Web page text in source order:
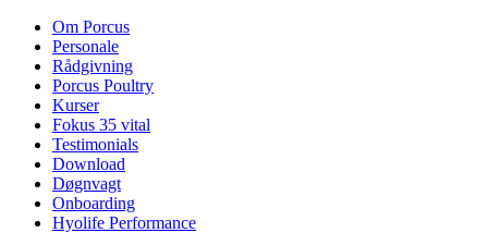
Om Porcus
Personale
Rådgivning
Porcus Poultry
Kurser
Fokus 35 vital
Testimonials
Download
Døgnvagt
Onboarding
Hyolife Performance